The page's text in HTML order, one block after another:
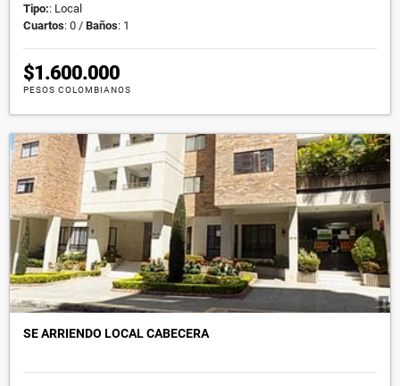
Tipo:: Local
Cuartos: 0 / Baños: 1
$1.600.000
PESOS COLOMBIANOS
SE ARRIENDO LOCAL CABECERA